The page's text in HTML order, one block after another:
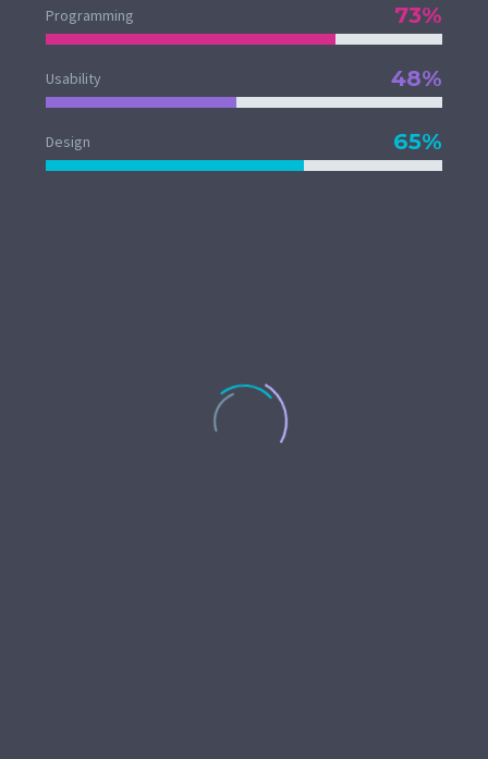
Programming 73%
Usability 48%
Design 65%